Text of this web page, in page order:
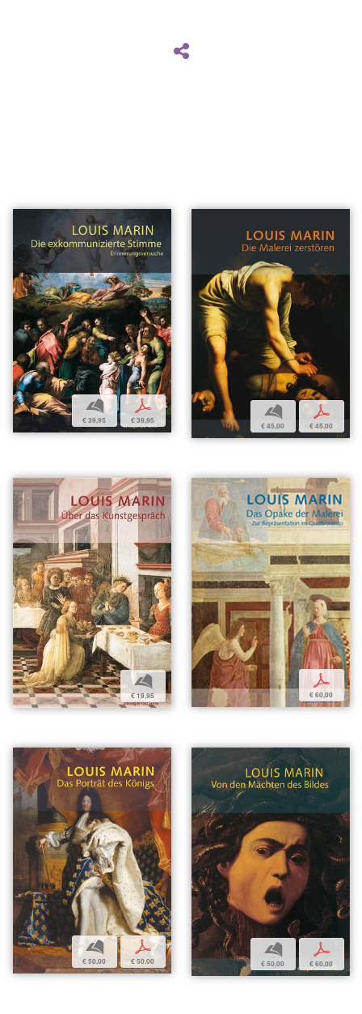
b
€ 39,95
p
€ 39,95 b
€ 45,00
p
€ 45,00
b
€ 19,95
p
€ 60,00
b
€ 50,00
p
€ 50,00
b
€ 50,00
p
€ 60,00